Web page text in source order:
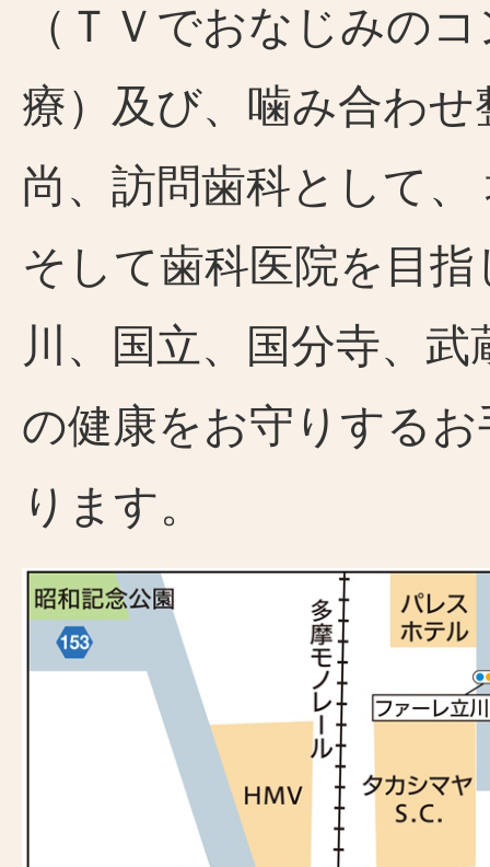
（ＴＶでおなじみの
療）及び、噛み合わ
尚、訪問歯科として
そして歯科医院を目
川、国立、国分寺、
の健康をお守りする
ります。